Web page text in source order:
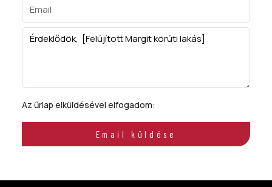
Az űrlap elküldésével elfogadom:
Email küldése